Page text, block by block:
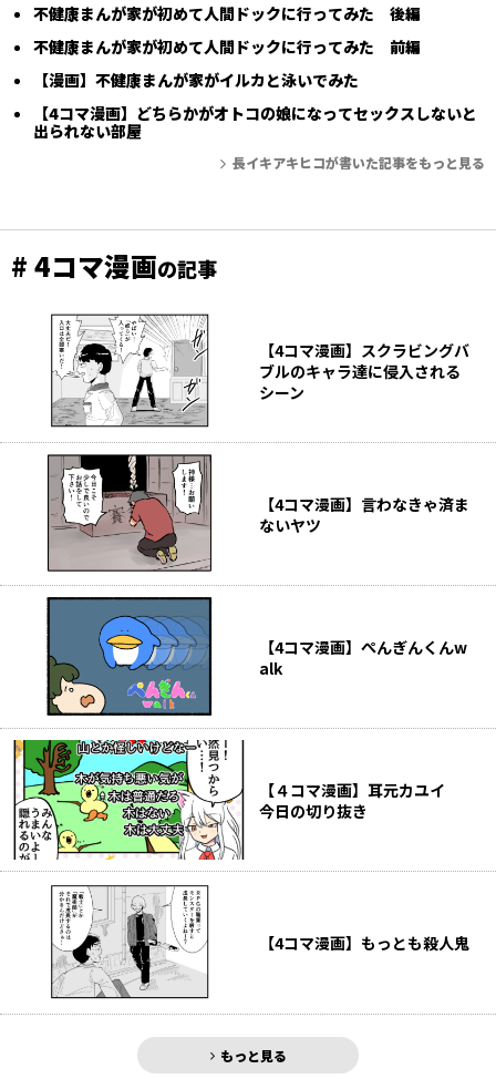
不健康まんが家が初めて人間ドックに行ってみた 後編
不健康まんが家が初めて人間ドックに行ってみた 前編
【漫画】不健康まんが家がイルカと泳いでみた
【4コマ漫画】どちらかがオトコの娘になってセックスしないと
出られない部屋
長イキアキヒコが書いた記事をもっと見る
# 4コマ漫画の記事
【4コマ漫画】スクラビングバ
ブルのキャラ達に侵入される
シーン
【4コマ漫画】言わなきゃ済ま
ないヤツ
【4コマ漫画】ぺんぎんくんw
alk
【４コマ漫画】耳元カユイ
今日の切り抜き
【4コマ漫画】もっとも殺人鬼
もっと見る